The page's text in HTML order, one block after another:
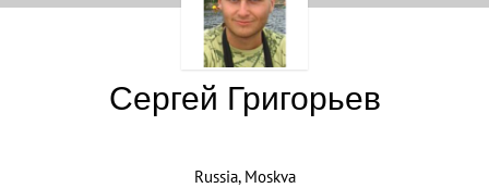
Сергей Григорьев
Russia, Moskva